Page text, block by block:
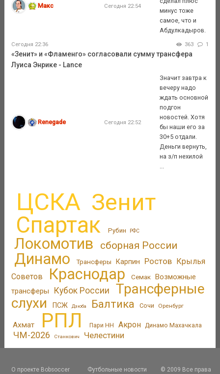
Макс Сегодня 22:54
минус тоже
самое, что и
Абдулкадыров.
Сегодня 22:36 363 1
«Зенит» и «Фламенго» согласовали сумму трансфера
Луиса Энрике - Lance
Renegade Сегодня 22:52
Значит завтра к
вечеру надо
ждать основной
подгон
новостей. Хотя
бы наши его за
30+5 отдали.
Деньги вернуть,
на з/п нехилой
ЦСКА Зенит
Спартак Рубин РФС
Локомотив сборная России
Динамо Трансферы Карпин Ростов Крылья
Советов
Краснодар Семак Возможные
трансферы
Кубок России
Трансферные
слухи
ПСЖ Дзюба Балтика Сочи Оренбург
Ахмат РПЛ Пари НН Акрон Динамо Махачкала
ЧМ-2026 Станкович Челестини
О проекте Bobsoccer
Футбольные новости
© 2009 Все права